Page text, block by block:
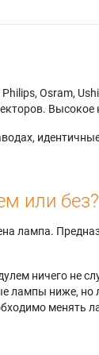
Osram,
Высокое
идентичные
или без?
лампа.
ничего не
лампы ниже,
менять